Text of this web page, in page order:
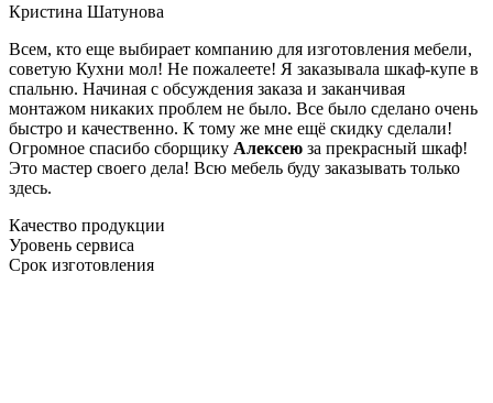
Кристина Шатунова
Всем, кто еще выбирает компанию для изготовления мебели,
советую Кухни мол! Не пожалеете! Я заказывала шкаф-купе в
спальню. Начиная с обсуждения заказа и заканчивая
монтажом никаких проблем не было. Все было сделано очень
быстро и качественно. К тому же мне ещё скидку сделали!
Огромное спасибо сборщику Алексею за прекрасный шкаф!
Это мастер своего дела! Всю мебель буду заказывать только
здесь.
Качество продукции
Уровень сервиса
Срок изготовления